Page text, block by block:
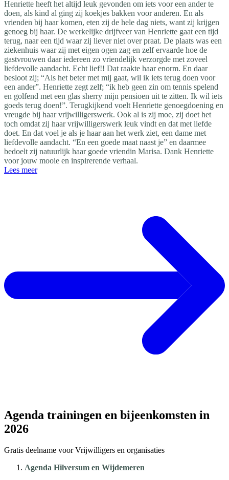
Henriette heeft het altijd leuk gevonden om iets voor een ander te
doen, als kind al ging zij koekjes bakken voor anderen. En als
vrienden bij haar komen, eten zij de hele dag niets, want zij krijgen
genoeg bij haar. De werkelijke drijfveer van Henriette gaat een tijd
terug, naar een tijd waar zij liever niet over praat. De plaats was een
ziekenhuis waar zij met eigen ogen zag en zelf ervaarde hoe de
gastvrouwen daar iedereen zo vriendelijk verzorgde met zoveel
liefdevolle aandacht. Echt lief!! Dat raakte haar enorm. En daar
besloot zij; “Als het beter met mij gaat, wil ik iets terug doen voor
een ander”. Henriette zegt zelf; “ik heb geen zin om tennis spelend
en golfend met een glas sherry mijn pensioen uit te zitten. Ik wil iets
goeds terug doen!”. Terugkijkend voelt Henriette genoegdoening en
vreugde bij haar vrijwilligerswerk. Ook al is zij moe, zij doet het
toch omdat zij haar vrijwilligerswerk leuk vindt en dat met liefde
doet. En dat voel je als je haar aan het werk ziet, een dame met
liefdevolle aandacht. “En een goede maat naast je” en daarmee
bedoelt zij natuurlijk haar goede vriendin Marisa. Dank Henriette
voor jouw mooie en inspirerende verhaal.
Lees meer
Agenda trainingen en bijeenkomsten in
2026
Gratis deelname voor Vrijwilligers en organisaties
Agenda Hilversum en Wijdemeren